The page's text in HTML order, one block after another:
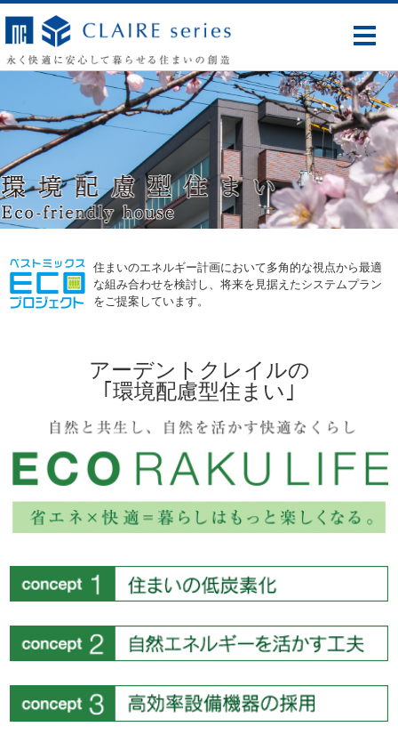
住まいのエネルギー計画において多角的な視点から最適
な組み合わせを検討し、将来を見据えたシステムプラン
をご提案しています。
アーデントクレイルの
｢環境配慮型住まい｣